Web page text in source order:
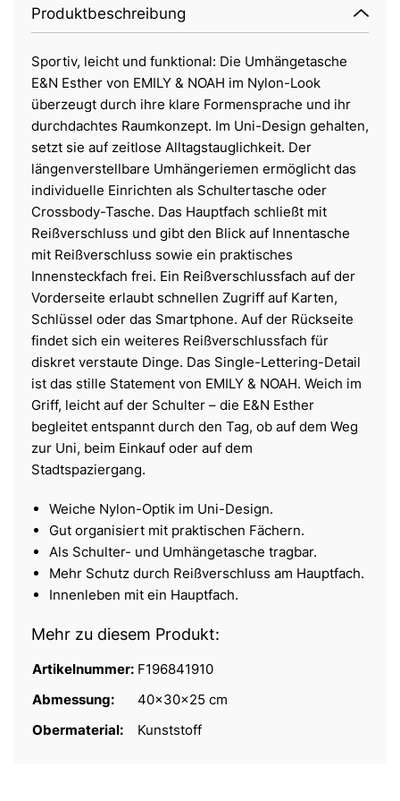
Produktbeschreibung
Sportiv, leicht und funktional: Die Umhängetasche
E&N Esther von EMILY & NOAH im Nylon-Look
überzeugt durch ihre klare Formensprache und ihr
durchdachtes Raumkonzept. Im Uni-Design gehalten,
setzt sie auf zeitlose Alltagstauglichkeit. Der
längenverstellbare Umhängeriemen ermöglicht das
individuelle Einrichten als Schultertasche oder
Crossbody-Tasche. Das Hauptfach schließt mit
Reißverschluss und gibt den Blick auf Innentasche
mit Reißverschluss sowie ein praktisches
Innensteckfach frei. Ein Reißverschlussfach auf der
Vorderseite erlaubt schnellen Zugriff auf Karten,
Schlüssel oder das Smartphone. Auf der Rückseite
findet sich ein weiteres Reißverschlussfach für
diskret verstaute Dinge. Das Single-Lettering-Detail
ist das stille Statement von EMILY & NOAH. Weich im
Griff, leicht auf der Schulter – die E&N Esther
begleitet entspannt durch den Tag, ob auf dem Weg
zur Uni, beim Einkauf oder auf dem
Stadtspaziergang.
Weiche Nylon-Optik im Uni-Design.
Gut organisiert mit praktischen Fächern.
Als Schulter- und Umhängetasche tragbar.
Mehr Schutz durch Reißverschluss am Hauptfach.
Innenleben mit ein Hauptfach.
Mehr zu diesem Produkt:
Artikelnummer: F196841910
Abmessung:
40x30x25 cm
Obermaterial:
Kunststoff